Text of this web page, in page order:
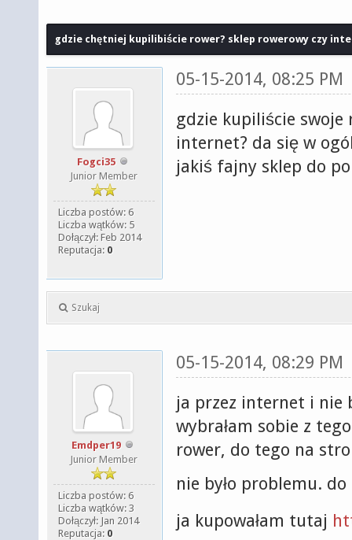
gdzie chętniej kupilibiście rower? sklep rowerowy czy
Fogci35
Junior Member
Liczba postów: 6
Liczba wątków: 5
Dołączył: Feb 2014
Reputacja: 0
05-15-2014, 08:25 PM
gdzie kupiliście swoje
internet? da się w
jakiś fajny sklep do
Szukaj
Emdper19
Junior Member
Liczba postów: 6
Liczba wątków: 3
Dołączył: Jan 2014
Reputacja: 0
05-15-2014, 08:29 PM
ja przez internet i nie
wybrałam sobie z
rower, do tego na
nie było problemu.
ja kupowałam tutaj